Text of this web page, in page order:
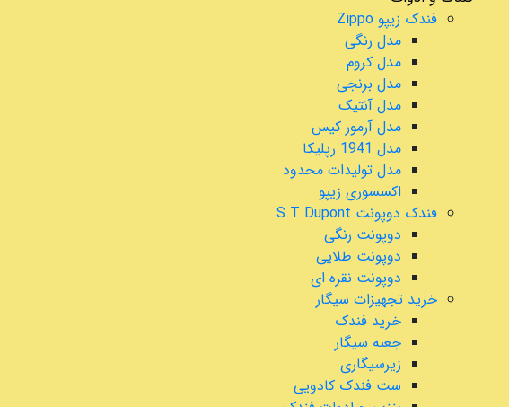
فندک زیپو Zippo
مدل رنگی
مدل کروم
مدل برنجی
مدل آنتیک
مدل آرمور کیس
مدل 1941 رپلیکا
مدل تولیدات محدود
اکسسوری زیپو
فندک دوپونت S.T Dupont
دوپونت رنگی
دوپونت طلایی
دوپونت نقره ای
خرید تجهیزات سیگار
خرید فندک
جعبه سیگار
زیرسیگاری
ست فندک کادویی